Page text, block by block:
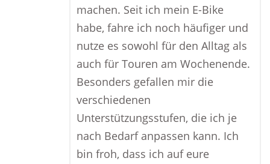
machen. Seit ich mein E-Bike
habe, fahre ich noch häufiger und
nutze es sowohl für den Alltag als
auch für Touren am Wochenende.
Besonders gefallen mir die
verschiedenen
Unterstützungsstufen, die ich je
nach Bedarf anpassen kann. Ich
bin froh, dass ich auf eure